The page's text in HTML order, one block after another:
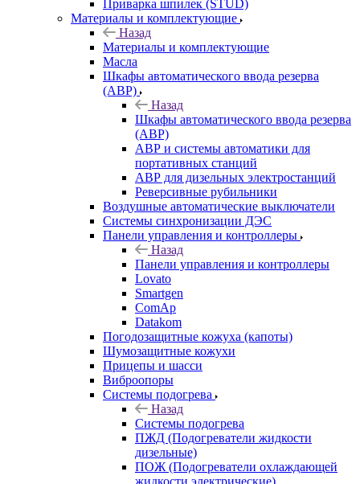
Приварка шпилек (STUD)
Материалы и комплектующие
Назад
Материалы и комплектующие
Масла
Шкафы автоматического ввода резерва
(АВР)
Назад
Шкафы автоматического ввода резерва
(АВР)
АВР и системы автоматики для
портативных станций
АВР для дизельных электростанций
Реверсивные рубильники
Воздушные автоматические выключатели
Системы синхронизации ДЭС
Панели управления и контроллеры
Назад
Панели управления и контроллеры
Lovato
Smartgen
ComAp
Datakom
Погодозащитные кожуха (капоты)
Шумозащитные кожухи
Прицепы и шасси
Виброопоры
Системы подогрева
Назад
Системы подогрева
ПЖД (Подогреватели жидкости
дизельные)
ПОЖ (Подогреватели охлаждающей
жидкости электрические)